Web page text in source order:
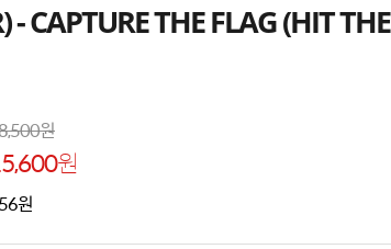
CAPTURE THE FLAG (HIT THE
원
원
원